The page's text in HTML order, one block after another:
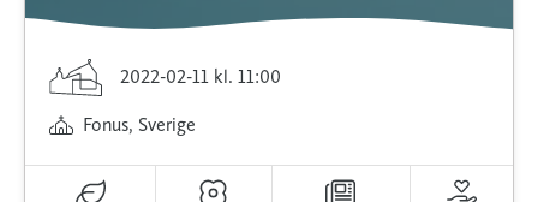
2022-02-11 kl. 11:00
Fonus, Sverige